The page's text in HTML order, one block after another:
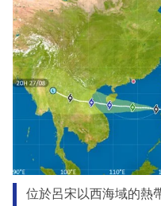
位於呂宋以西海域的熱